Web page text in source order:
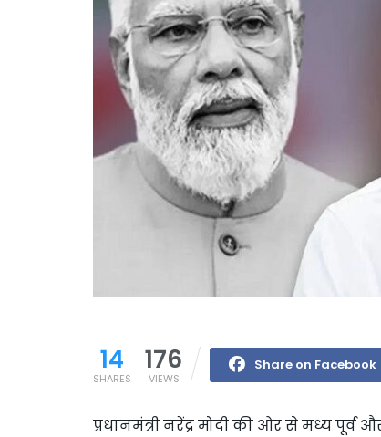
14
SHARES
176
VIEWS
Share on Facebook
प्रधानमंत्री नरेंद्र मोदी की ओर से मध्य